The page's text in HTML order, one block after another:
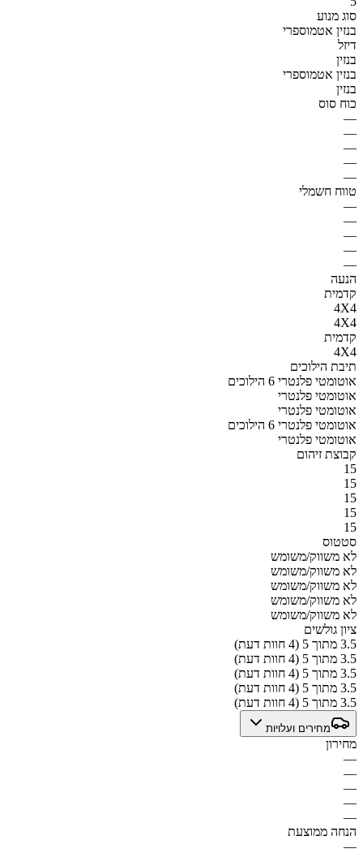
סוג מנוע
בנזין אטמוספרי
דיזל
בנזין
בנזין אטמוספרי
בנזין
כוח סוס
—
—
—
—
—
טווח חשמלי
—
—
—
—
—
הנעה
קדמית
4X4
4X4
קדמית
4X4
תיבת הילוכים
אוטומטי פלנטרי 6 הילוכים
אוטומטי פלנטרי
אוטומטי פלנטרי
אוטומטי פלנטרי 6 הילוכים
אוטומטי פלנטרי
קבוצת זיהום
15
15
15
15
15
סטטוס
לא משווק/משומש
לא משווק/משומש
לא משווק/משומש
לא משווק/משומש
לא משווק/משומש
ציון גולשים
3.5 מתוך 5 (4 חוות דעת)
3.5 מתוך 5 (4 חוות דעת)
3.5 מתוך 5 (4 חוות דעת)
3.5 מתוך 5 (4 חוות דעת)
3.5 מתוך 5 (4 חוות דעת)
מחירים ועלויות
מחירון
—
—
—
—
—
הנחה ממוצעת
—